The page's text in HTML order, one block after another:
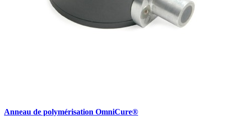
Anneau de polymérisation OmniCure®